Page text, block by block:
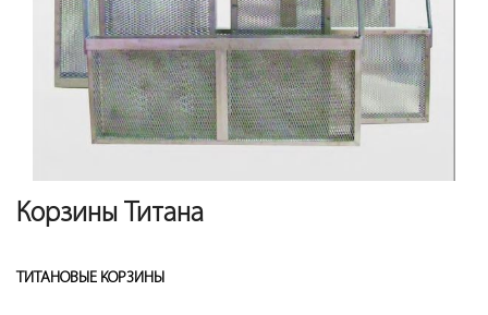
Корзины Титана
ТИТАНОВЫЕ КОРЗИНЫ